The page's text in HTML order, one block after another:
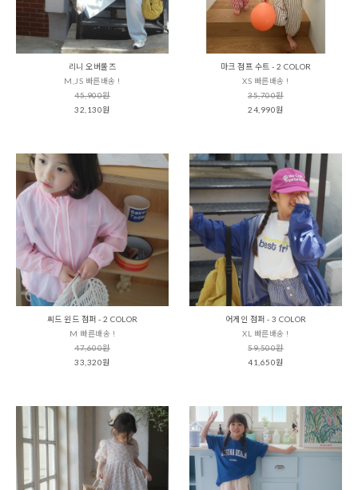
리니 오버롤즈
M,JS 빠른배송 !
45,900원
32,130원
마크 점프 수트 - 2 COLOR
XS 빠른배송 !
35,700원
24,990원
씨드 윈드 점퍼 - 2 COLOR
M 빠른배송 !
47,600원
33,320원
어게인 점퍼 - 3 COLOR
XL 빠른배송 !
59,500원
41,650원